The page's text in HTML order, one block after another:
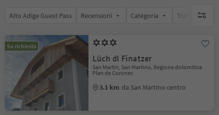
Alto Adige Guest Pass Recensioni Categoria Trattamento
Su richiesta
Lüch dl Finatzer
San Martin, San Martino, Regione dolomitica
Plan de Corones
3.1 km da San Martino centro